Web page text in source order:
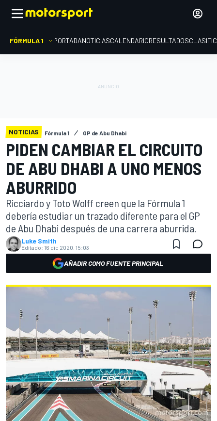
FÓRMULA 1 PORTADANOTICIASCALENDARIORESULTADOS
NOTICIAS Fórmula 1 GP de Abu Dhabi
PIDEN CAMBIAR EL CIRCUITO
DE ABU DHABI A UNO MENOS
ABURRIDO
Ricciardo y Toto Wolff creen que la Fórmula 1
debería estudiar un trazado diferente para el GP
de Abu Dhabi después de una carrera aburrida.
Luke Smith
Editado: 16 dic 2020, 15:03
AÑADIR COMO FUENTE PRINCIPAL